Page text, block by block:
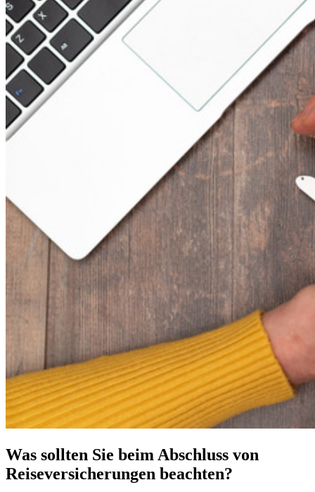
Was sollten Sie beim Abschluss von
Reiseversicherungen beachten?